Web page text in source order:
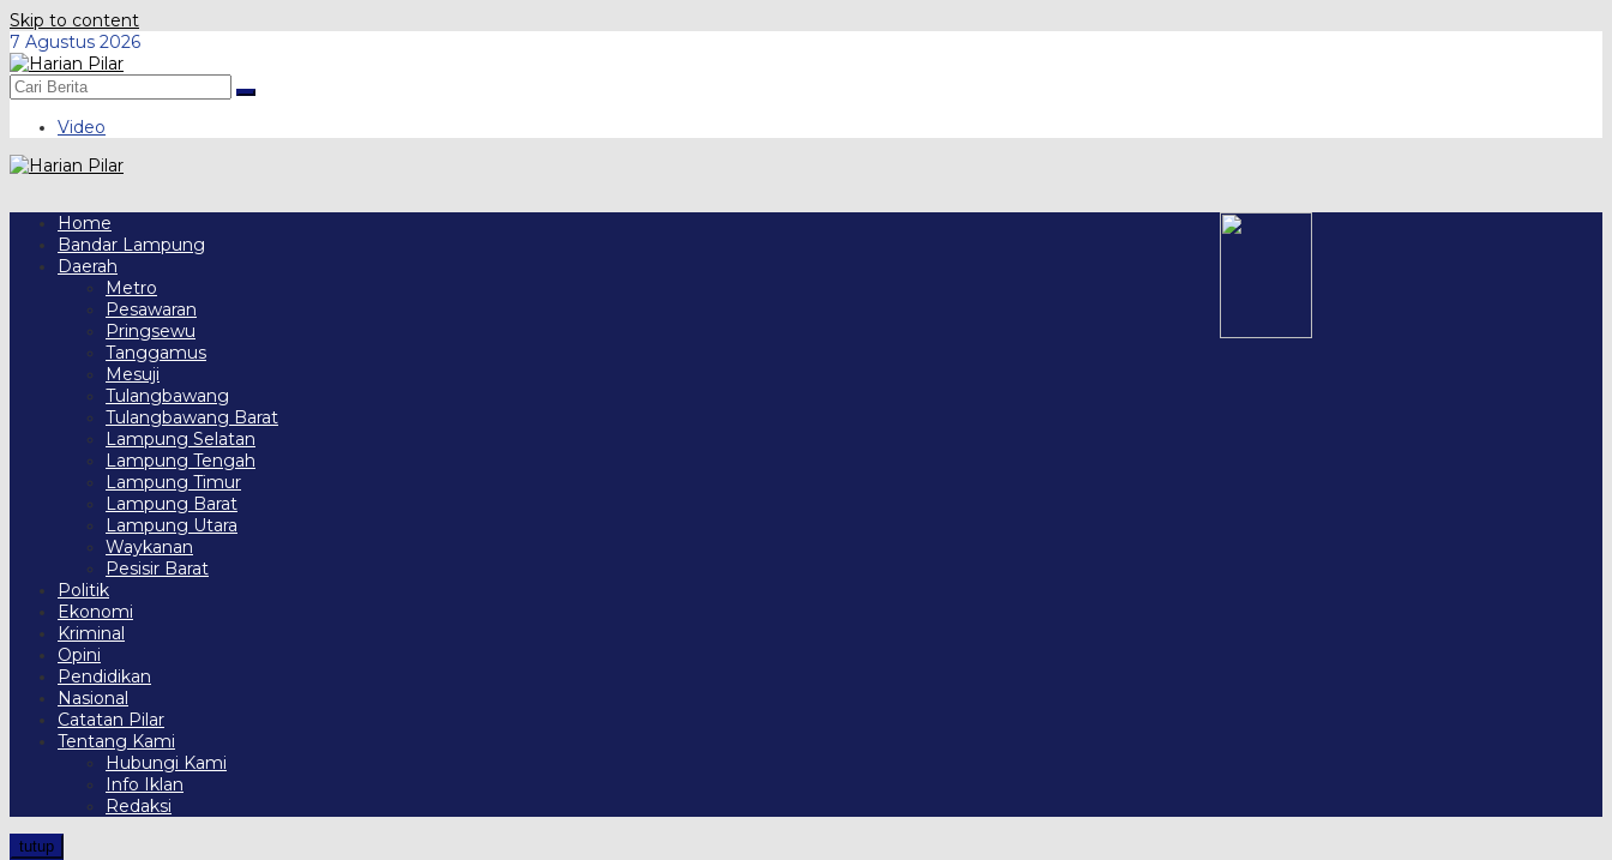
Skip to content
7 Agustus 2026
Video
Home
Bandar Lampung
Daerah
Metro
Pesawaran
Pringsewu
Tanggamus
Mesuji
Tulangbawang
Tulangbawang Barat
Lampung Selatan
Lampung Tengah
Lampung Timur
Lampung Barat
Lampung Utara
Waykanan
Pesisir Barat
Politik
Ekonomi
Kriminal
Opini
Pendidikan
Nasional
Catatan Pilar
Tentang Kami
Hubungi Kami
Info Iklan
Redaksi
tutup